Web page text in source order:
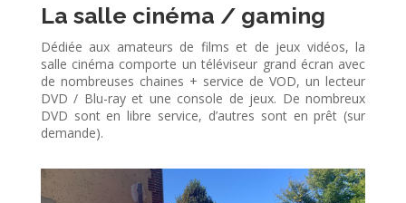
La salle cinéma / gaming
Dédiée aux amateurs de films et de jeux vidéos, la
salle cinéma comporte un téléviseur grand écran avec
de nombreuses chaines + service de VOD, un lecteur
DVD / Blu-ray et une console de jeux. De nombreux
DVD sont en libre service, d’autres sont en prêt (sur
demande).